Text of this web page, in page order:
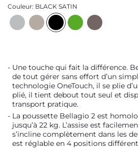
Couleur: BLACK SATIN
Une touche qui fait la différence.
de tout gérer sans effort d’un
technologie OneTouch, il se plie
plié, il tient debout tout seul et
transport pratique.
La poussette Bellagio 2 est
jusqu’à 22 kg. L’assise est
s’incline complètement dans les
est réglable en 4 positions